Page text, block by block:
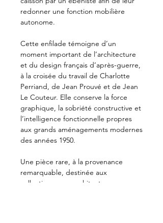
redonner une fonction mobilière
autonome.
Cette enfilade témoigne d’un
moment important de l’architecture
et du design français d’après-guerre,
à la croisée du travail de Charlotte
Perriand, de Jean Prouvé et de Jean
Le Couteur. Elle conserve la force
graphique, la sobriété constructive et
l’intelligence fonctionnelle propres
aux grands aménagements modernes
des années 1950.
Une pièce rare, à la provenance
remarquable, destinée aux
collectionneurs, architectes